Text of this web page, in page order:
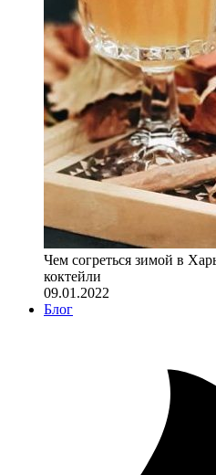
Чем согреться зимой в
коктейли
09.01.2022
Блог